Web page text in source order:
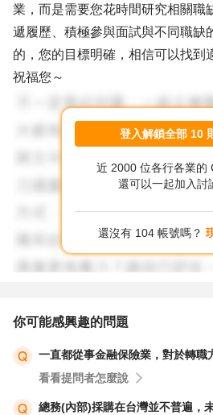
業，而是需要您花時間研究相關職
遞履歷、積極參與面試與不同職缺
的，您的目標明確，相信可以找到
祝福您～
登入解鎖全部 10
近 2000 位各行各業的
還可以一起加入討
還沒有 104 帳號嗎？
你可能感興趣的問題
一直都從事金融保險業，對於轉職
看看提問者怎麼說
總務(內部)採購在台灣並不普遍，